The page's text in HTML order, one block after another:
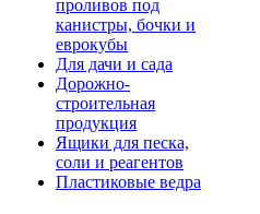
проливов под
канистры, бочки и
еврокубы
Для дачи и сада
Дорожно-
строительная
продукция
Ящики для песка,
соли и реагентов
Пластиковые ведра